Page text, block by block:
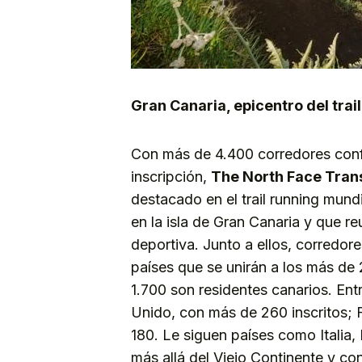
Gran Canaria, epicentro del
Con más de 4.400 corredores
inscripción, The North Face
destacado en el trail running
en la isla de Gran Canaria y que
deportiva. Junto a ellos,
países que se unirán a los más
1.700 son residentes canarios.
Unido, con más de 260 inscritos;
180. Le siguen países como
más allá del Viejo Continente y